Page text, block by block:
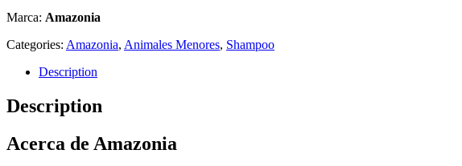
Marca: Amazonia
Categories: Amazonia, Animales Menores, Shampoo
Description
Description
Acerca de Amazonia